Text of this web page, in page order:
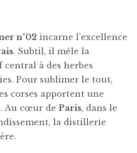
n°02 incarne l’excellence
. Subtil, il mêle la
central à des herbes
Pour sublimer le tout,
corses apportent une
Au cœur de Paris, dans le
la distillerie